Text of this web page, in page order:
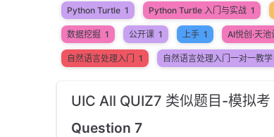
Python Turtle 1 Python Turtle 入门与实战 1
数据挖掘 1 公开课 1 上手 1 AI悦创·天池
自然语言处理入门 1 自然语言处理入门一对一教学
UIC All QUIZ7 类似题目-模拟考
Question 7